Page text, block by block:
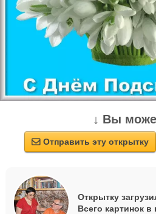
↓ Вы
 Отправить эту открытку
Открытку
Всего картинок в